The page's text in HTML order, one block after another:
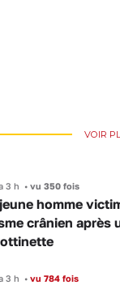
VOIR
3 h •vu 350 fois
homme
crânien après
3 h •vu 784 fois